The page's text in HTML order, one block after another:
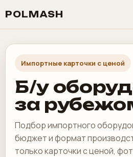
POLMASH
Импортные карточки с ценой
Б/у
за
Подбор импортного
бюджет и формат
только карточки с ценой,